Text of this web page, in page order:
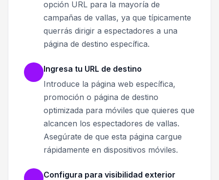
opción URL para la mayoría de
campañas de vallas, ya que típicamente
querrás dirigir a espectadores a una
página de destino específica.
Ingresa tu URL de destino
Introduce la página web específica,
promoción o página de destino
optimizada para móviles que quieres que
alcancen los espectadores de vallas.
Asegúrate de que esta página cargue
rápidamente en dispositivos móviles.
Configura para visibilidad exterior